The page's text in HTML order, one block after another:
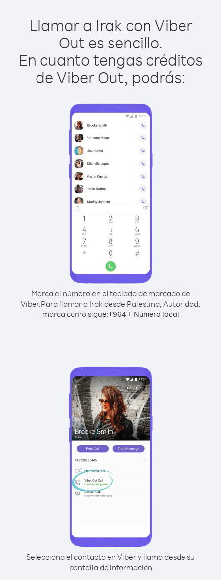
Llamar a Irak con Viber
Out es sencillo.
En cuanto tengas créditos
de Viber Out, podrás:
Marca el número en el teclado de marcado de
Viber.Para llamar a Irak desde Palestina, Autoridad,
marca como sigue:+964+ Número local
Selecciona el contacto en Viber y llama desde su
pantalla de información